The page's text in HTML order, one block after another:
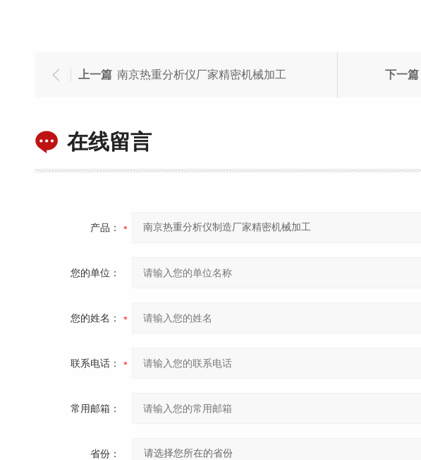
上一篇 南京热重分析仪厂家精密机械加工 下一篇
在线留言
产品：
您的单位：
您的姓名：
联系电话：
常用邮箱：
省份：